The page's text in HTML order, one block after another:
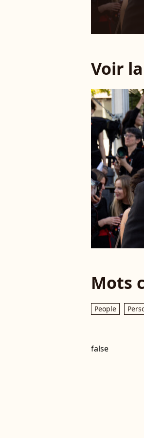
Voir
Mots
People
false